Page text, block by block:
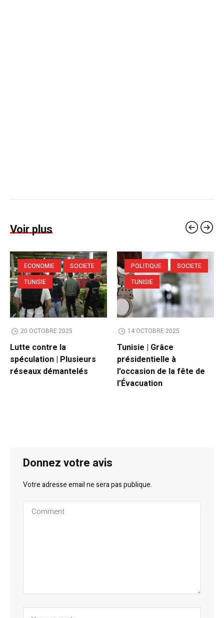
Voir plus
ECONOMIE
SOCIETE
TUNISIE
20 OCTOBRE 2025
Lutte contre la
spéculation | Plusieurs
réseaux démantelés
POLITIQUE
SOCIETE
TUNISIE
14 OCTOBRE 2025
Tunisie | Grâce
présidentielle à
l’occasion de la fête de
l’Évacuation
Donnez votre avis
Votre adresse email ne sera pas publique.